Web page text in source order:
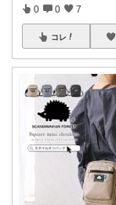
0 0 7
コレ